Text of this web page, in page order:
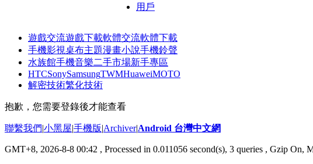
用戶
遊戲交流遊戲下載軟體交流軟體下載
手機影視桌布主題漫畫小說手機鈴聲
水族館手機音樂二手市場新手專區
HTCSonySamsungTWMHuaweiMOTO
解密技術繁化技術
抱歉，您需要登錄後才能查看
聯繫我們|小黑屋|手機版|Archiver|Android 台灣中文網
GMT+8, 2026-8-8 00:42 , Processed in 0.011056 second(s), 3 queries , Gzip On,